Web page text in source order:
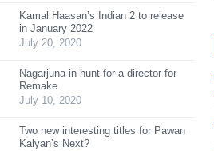
Kamal Haasan’s Indian 2 to release
in January 2022
July 20, 2020
Nagarjuna in hunt for a director for
Remake
July 10, 2020
Two new interesting titles for Pawan
Kalyan’s Next?